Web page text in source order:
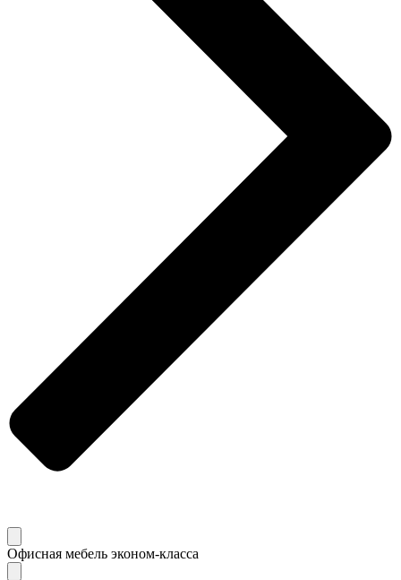
Офисная мебель эконом-класса